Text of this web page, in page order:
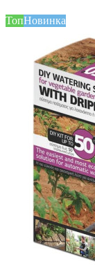
ТопНовинка